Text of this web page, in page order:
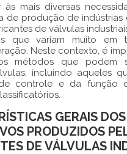
às mais diversas
de produção de indústrias
de válvulas
que variam muito em
Neste contexto, é
métodos que podem
incluindo aqueles
controle e da função
GERAIS DOS
PRODUZIDOS
DE VÁLVULAS